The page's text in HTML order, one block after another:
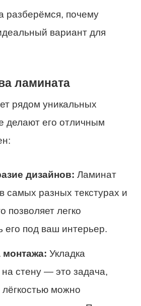
разберёмся, почему
вариант для
ламината
рядом уникальных
делают его отличным
дизайнов: Ламинат
самых разных текстурах и
позволяет легко
его под ваш интерьер.
монтажа: Укладка
стену — это задача,
лёгкостью можно